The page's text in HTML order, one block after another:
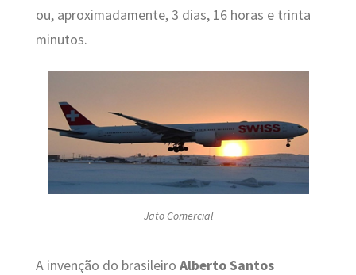
ou, aproximadamente, 3 dias, 16 horas e trinta
minutos.
Jato Comercial
A invenção do brasileiro Alberto Santos